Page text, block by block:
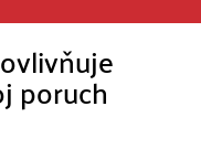
poruch